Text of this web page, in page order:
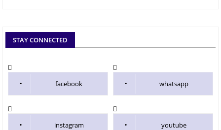
STAY CONNECTED
facebook whatsapp
instagram youtube